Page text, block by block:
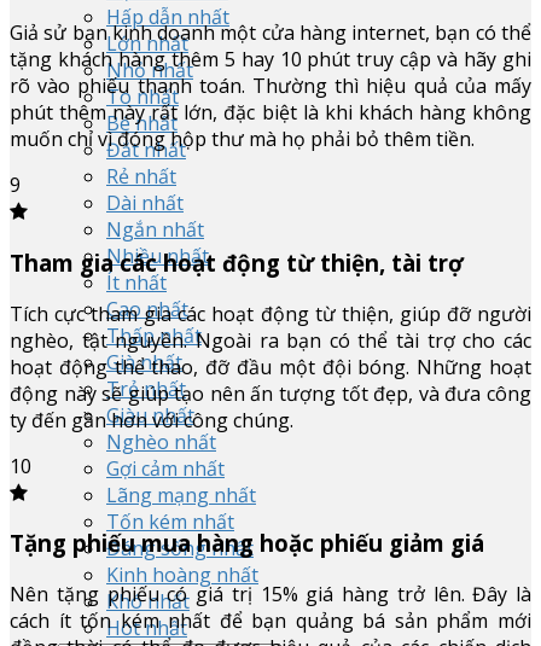
Hấp dẫn nhất
Lớn nhất
Nhỏ nhất
To nhất
Bé nhất
Đắt nhất
Rẻ nhất
Dài nhất
Ngắn nhất
Nhiều nhất
Ít nhất
Cao nhất
Thấp nhất
Già nhất
Trẻ nhất
Giàu nhất
Nghèo nhất
Gợi cảm nhất
Lãng mạng nhất
Tốn kém nhất
Đáng sống nhất
Kinh hoàng nhất
Khó nhất
Hot nhất
Giả sử bạn kinh doanh một cửa hàng internet, bạn có thể
tặng khách hàng thêm 5 hay 10 phút truy cập và hãy ghi
rõ vào phiếu thanh toán. Thường thì hiệu quả của mấy
phút thêm này rất lớn, đặc biệt là khi khách hàng không
muốn chỉ vì đóng hộp thư mà họ phải bỏ thêm tiền.
9
Tham gia các hoạt động từ thiện, tài trợ
Tích cực tham gia các hoạt động từ thiện, giúp đỡ người
nghèo, tật nguyền. Ngoài ra bạn có thể tài trợ cho các
hoạt động thể thao, đỡ đầu một đội bóng. Những hoạt
động này sẽ giúp tạo nên ấn tượng tốt đẹp, và đưa công
ty đến gần hơn với công chúng.
10
Tặng phiếu mua hàng hoặc phiếu giảm giá
Nên tặng phiếu có giá trị 15% giá hàng trở lên. Đây là
cách ít tốn kém nhất để bạn quảng bá sản phẩm mới